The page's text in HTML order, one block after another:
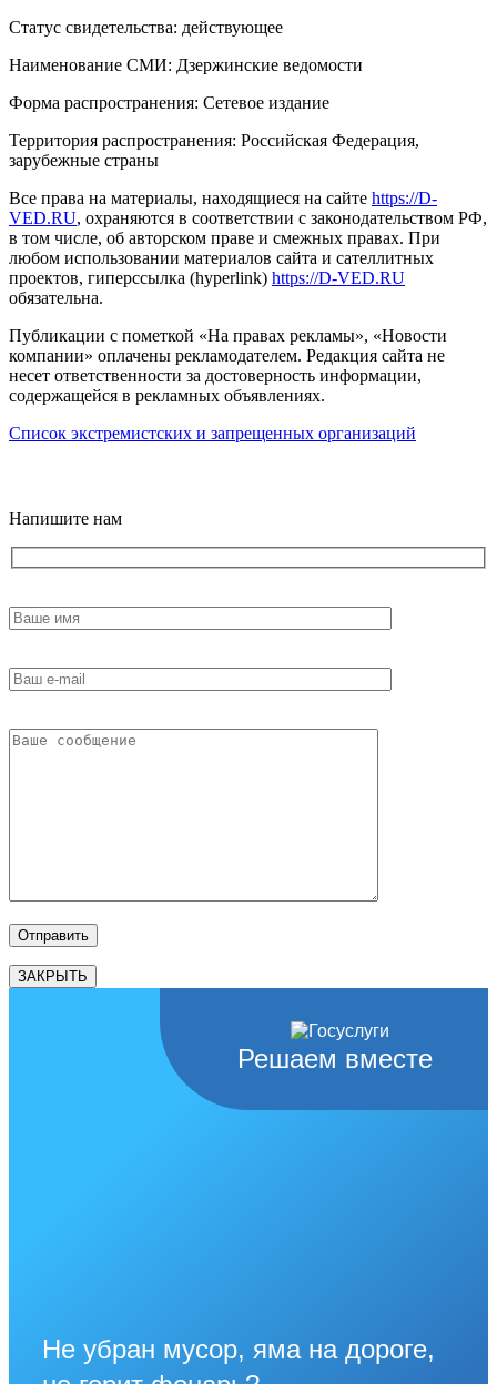
Статус свидетельства: действующее
Наименование СМИ: Дзержинские ведомости
Форма распространения: Сетевое издание
Территория распространения: Российская Федерация,
зарубежные страны
Все права на материалы, находящиеся на сайте https://D-
VED.RU, охраняются в соответствии с законодательством РФ,
в том числе, об авторском праве и смежных правах. При
любом использовании материалов сайта и сателлитных
проектов, гиперссылка (hyperlink) https://D-VED.RU
обязательна.
Публикации с пометкой «На правах рекламы», «Новости
компании» оплачены рекламодателем. Редакция сайта не
несет ответственности за достоверность информации,
содержащейся в рекламных объявлениях.
Список экстремистских и запрещенных организаций
Напишите нам
ЗАКРЫТЬ
Решаем вместе
Не убран мусор, яма на дороге,